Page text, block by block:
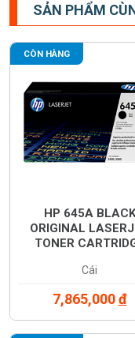
SẢN PHẨM
CÒN HÀNG
HP 645A BLACK
ORIGINAL
TONER
Cái
7,865,000đ